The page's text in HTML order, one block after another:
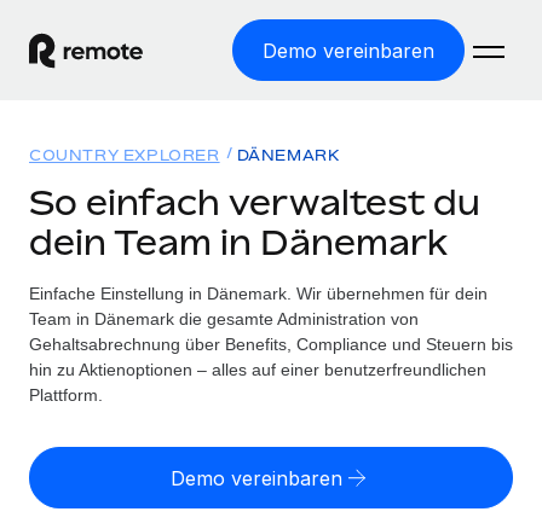
Demo vereinbaren
WELTWEITE BESCHÄFTIGUNG
Globale Payroll
Einfache, rechtssicher Payroll
Employer of Record
Weltweites Wachstum ohne Kosten für Niederlassungen
Contractor of Record
Rechtssichere, weltweite Arbeit mit Freelancer:innen
Lösungen
WELTWEITE ABDECKUNG
Country Explorer
Länderspezifische Unterstützung bei der Einstellung
Einfache Einstellung in allen US-Bundesstaaten
Ressourcen
TOOLS UND RECHNER
Scheinselbstständigkeitsrisiko berechnen
Personalkostenrechner
Preise
COUNTRY EXPLORER DÄNEMARK
So einfach verwaltest du
dein Team in Dänemark
Einfache Einstellung in Dänemark. Wir übernehmen für dein
Team in Dänemark die gesamte Administration von
Gehaltsabrechnung über Benefits, Compliance und Steuern bis
hin zu Aktienoptionen – alles auf einer benutzerfreundlichen
Plattform.
Demo vereinbaren